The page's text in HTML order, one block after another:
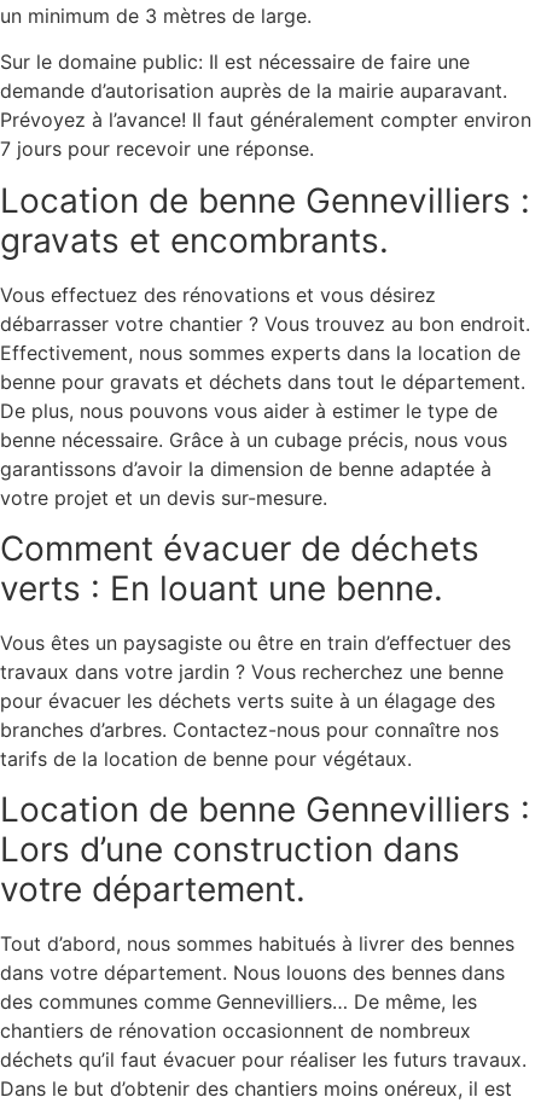
un minimum de 3 mètres de large.
Sur le domaine public: Il est nécessaire de faire une
demande d’autorisation auprès de la mairie auparavant.
Prévoyez à l’avance! Il faut généralement compter environ
7 jours pour recevoir une réponse.
Location de benne Gennevilliers :
gravats et encombrants.
Vous effectuez des rénovations et vous désirez
débarrasser votre chantier ? Vous trouvez au bon endroit.
Effectivement, nous sommes experts dans la location de
benne pour gravats et déchets dans tout le département.
De plus, nous pouvons vous aider à estimer le type de
benne nécessaire. Grâce à un cubage précis, nous vous
garantissons d’avoir la dimension de benne adaptée à
votre projet et un devis sur-mesure.
Comment évacuer de déchets
verts : En louant une benne.
Vous êtes un paysagiste ou être en train d’effectuer des
travaux dans votre jardin ? Vous recherchez une benne
pour évacuer les déchets verts suite à un élagage des
branches d’arbres. Contactez-nous pour connaître nos
tarifs de la location de benne pour végétaux.
Location de benne Gennevilliers :
Lors d’une construction dans
votre département.
Tout d’abord, nous sommes habitués à livrer des bennes
dans votre département. Nous louons des bennes dans
des communes comme Gennevilliers… De même, les
chantiers de rénovation occasionnent de nombreux
déchets qu’il faut évacuer pour réaliser les futurs travaux.
Dans le but d’obtenir des chantiers moins onéreux, il est